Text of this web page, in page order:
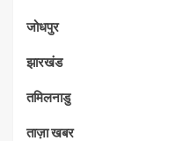
जोधपुर
झारखंड
तमिलनाडु
ताज़ा खबर